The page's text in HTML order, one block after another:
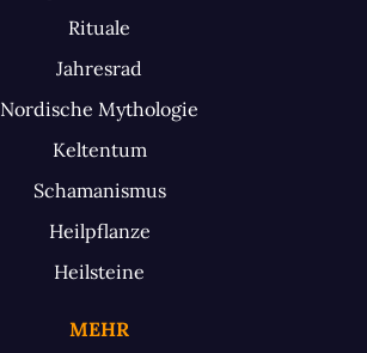
Rituale
Jahresrad
Nordische Mythologie
Keltentum
Schamanismus
Heilpflanze
Heilsteine
MEHR